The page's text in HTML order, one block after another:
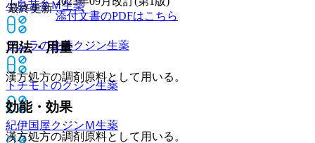
小島苦参Ｍ生薬
ツムラの生薬クジン生薬
トチモトのクジン生薬
紀伊国屋クジンＭ生薬
最終更新
添付文書のPDFはこちら
用法・用量
漢方処方の調剤原料として用いる。
効能・効果
漢方処方の調剤原料として用いる。